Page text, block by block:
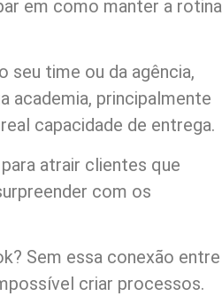
em como manter a rotina
seu time ou da agência,
academia, principalmente
capacidade de entrega.
atrair clientes que
com os
Sem essa conexão entre
criar processos.